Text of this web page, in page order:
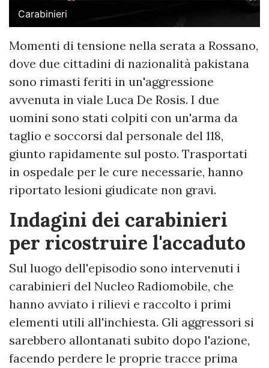
Carabinieri
Momenti di tensione nella serata a Rossano,
dove due cittadini di nazionalità pakistana
sono rimasti feriti in un'aggressione
avvenuta in viale Luca De Rosis. I due
uomini sono stati colpiti con un'arma da
taglio e soccorsi dal personale del 118,
giunto rapidamente sul posto. Trasportati
in ospedale per le cure necessarie, hanno
riportato lesioni giudicate non gravi.
Indagini dei carabinieri
per ricostruire l'accaduto
Sul luogo dell'episodio sono intervenuti i
carabinieri del Nucleo Radiomobile, che
hanno avviato i rilievi e raccolto i primi
elementi utili all'inchiesta. Gli aggressori si
sarebbero allontanati subito dopo l'azione,
facendo perdere le proprie tracce prima